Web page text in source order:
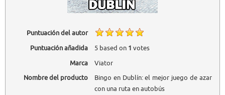
Puntuación del autor
Puntuación añadida
5based on 1 votes
Marca
Viator
Nombre del producto
Bingo en Dublín: el mejor juego de azar
con una ruta en autobús